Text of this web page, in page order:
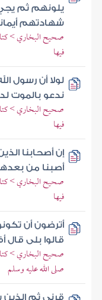
يلونهم ثم
شهادتهم
صحيح البخاري >
فيها
لولا أن رسول
ندعو بالموت
صحيح البخاري >
فيها
إن أصحابنا
أصبنا من
صحيح البخاري >
فيها
أترضون أن
قالوا بلى قال
صحيح البخاري >
صلى الله عليه وسلم
قرني ثم